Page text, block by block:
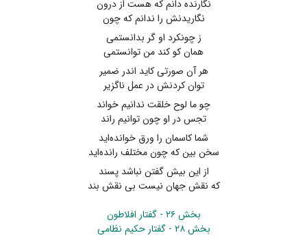
نگارنده دانم که هست از درون
نگاریدنش را ندانم که چون
ز چونکرد او گر بدانستمی
همان کو کند من توانستمی
هر آن صورتی کاید اندر ضمیر
توان کردنش در عمل ناگزیر
چو ما لوح خلقت ندانیم خواند
تجس در او چون توانیم راند
شما کاسمان را ورق خوانده‌اید
سخن بین که چون مختلف رانده‌اید
از این بیش گفتن نباشد پسند
که نقش جهان نیست بی نقش بند
بخش ۲۶ - گفتار افلاطون
بخش ۲۸ - گفتار حکیم نظامی